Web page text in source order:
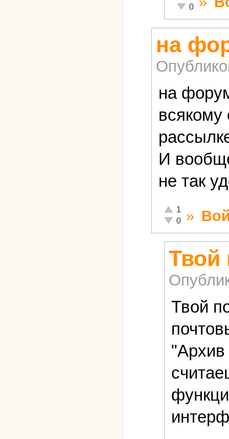
Неадекватно!
0
на
на
всякому
И
не так
Отлично!
1
Неадекватно!
0 »
Твой
Твой
"Архив